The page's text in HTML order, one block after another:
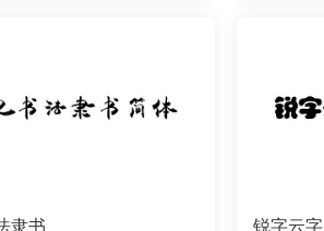
隶书 锐字云